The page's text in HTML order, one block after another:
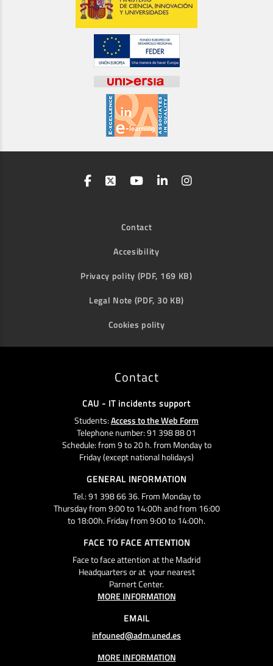
Contact
Accesibility
Privacy polity (PDF, 169 KB)
Legal Note (PDF, 30 KB)
Cookies polity
Contact
CAU - IT incidents support
Students:Access to the Web Form
Telephone number: 91 398 88 01
Schedule: from 9 to 20 h. from Monday to
Friday (except national holidays)
GENERAL INFORMATION
Tel.: 91 398 66 36. From Monday to
Thursday from 9:00 to 14:00h and from 16:00
to 18:00h. Friday from 9:00 to 14:00h.
FACE TO FACE ATTENTION
Face to face attention at the Madrid
Headquarters or at your nearest
Parnert Center.
MORE INFORMATION
EMAIL
infouned@adm.uned.es
MORE INFORMATION